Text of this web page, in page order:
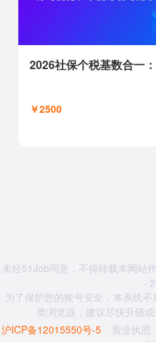
￥2500
未经51Job同意，不得转载本网站
-
为了保护您的账号安全，本系统
类浏览器，建议尽快升级
沪ICP备12015550号-5
营业执照